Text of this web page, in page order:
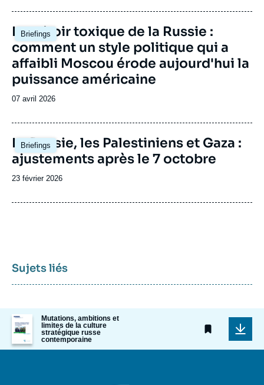
publication
Briefings
Image
principale
Le miroir toxique de la Russie :
comment un style politique qui a
affaibli Moscou érode aujourd'hui la
puissance américaine
Date
publication
07 avril 2026
Briefings
Image
principale
La Russie, les Palestiniens et Gaza :
ajustements après le 7 octobre
Date
publication
23 février 2026
Sujets liés
Image
de
couverture
de
Mutations, ambitions et
limites de la culture
stratégique russe
contemporaine